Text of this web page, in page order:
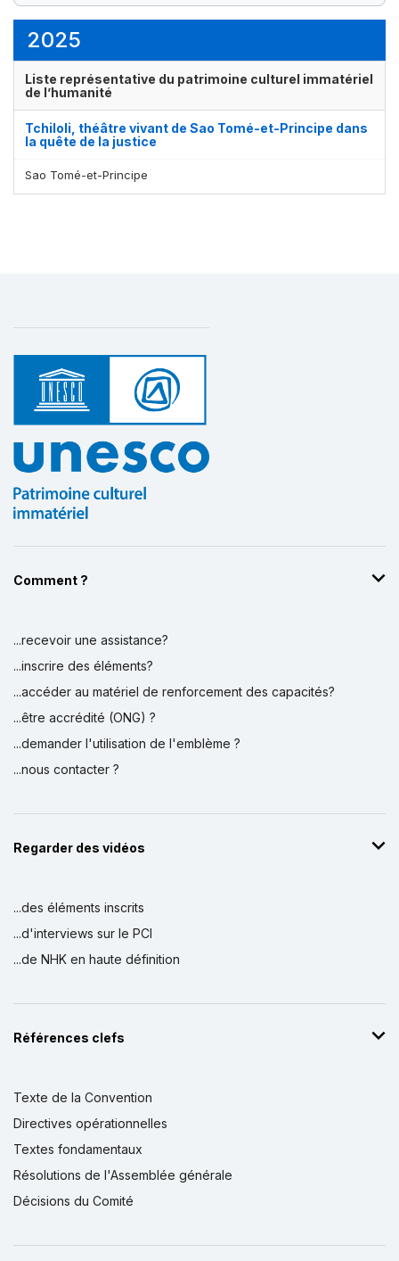
1
2025
Liste représentative du patrimoine culturel immatériel
de l’humanité
Tchiloli, théâtre vivant de Sao Tomé-et-Principe dans
la quête de la justice
Sao Tomé-et-Principe
Comment ?
...recevoir une assistance?
...inscrire des éléments?
...accéder au matériel de renforcement des capacités?
...être accrédité (ONG) ?
...demander l'utilisation de l'emblème ?
...nous contacter ?
Regarder des vidéos
...des éléments inscrits
...d'interviews sur le PCI
...de NHK en haute définition
Références clefs
Texte de la Convention
Directives opérationnelles
Textes fondamentaux
Résolutions de l'Assemblée générale
Décisions du Comité